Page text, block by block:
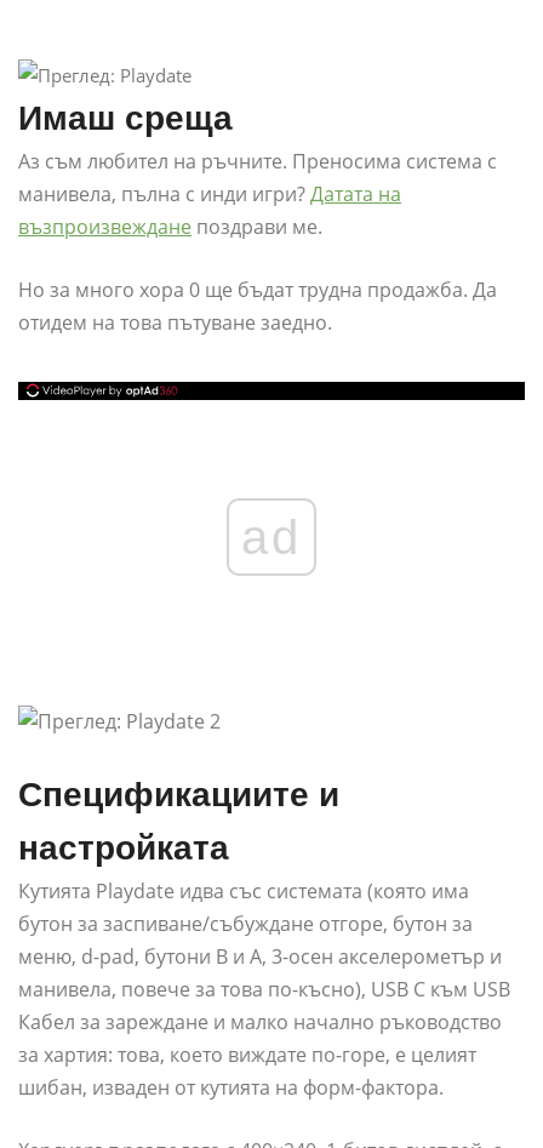
Имаш среща
Аз съм любител на ръчните. Преносима система с
манивела, пълна с инди игри?Датата на
възпроизвеждане поздрави ме.
Но за много хора 0 ще бъдат трудна продажба. Да
отидем на това пътуване заедно.
ad
Спецификациите и
настройката
Кутията Playdate идва със системата (която има
бутон за заспиване/събуждане отгоре, бутон за
меню, d-pad, бутони B и A, 3-осен акселерометър и
манивела, повече за това по-късно), USB C към USB
Кабел за зареждане и малко начално ръководство
за хартия: това, което виждате по-горе, е целият
шибан, изваден от кутията на форм-фактора.